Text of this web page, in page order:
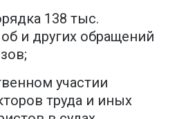
138 тыс.
и других обращений
участии
труда и иных